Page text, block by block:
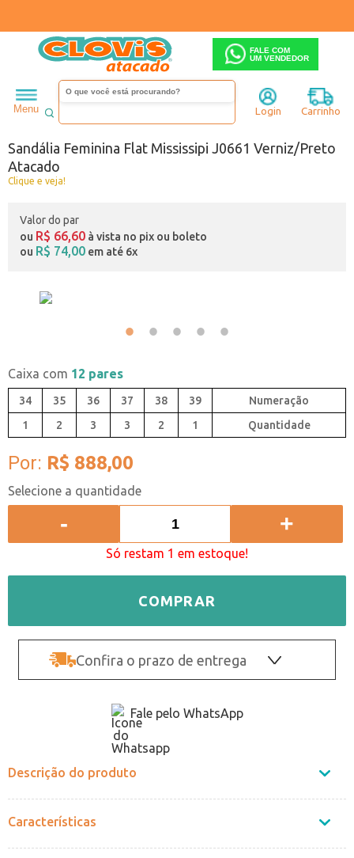
FALE COM
UM VENDEDOR
Menu Login Carrinho
Feminino Sandália Salto baixo
Sandália Feminina Flat Mississipi J0661 Verniz/Preto
Atacado
Clique e veja!
Valor do par
ou R$ 66,60 à vista no pix ou boleto
ou R$ 74,00 em até 6x
Caixa com 12 pares
34 35 36 37 38
39
1
2 3 3 2 1 Quantidade
Por: R$ 888,00
- +
Só restam 1 em estoque!
COMPRAR
Confira o prazo de entrega
Fale pelo WhatsApp
Descrição do produto
Características